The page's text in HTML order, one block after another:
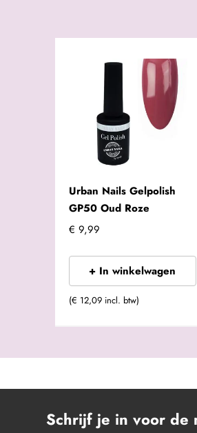
Urban Nails Gelpolish
GP50 Oud Roze
€ 9,99
+ In winkelwagen
(€ 12,09 incl. btw)
Schrijf je in voor de